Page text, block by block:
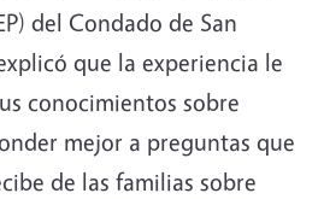
del Condado de San
que la experiencia le
conocimientos sobre
mejor a preguntas que
de las familias sobre